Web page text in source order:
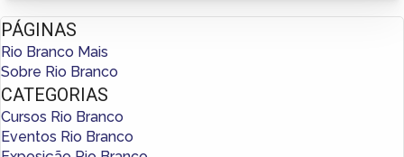
PÁGINAS
Rio Branco Mais
Sobre Rio Branco
CATEGORIAS
Cursos Rio Branco
Eventos Rio Branco